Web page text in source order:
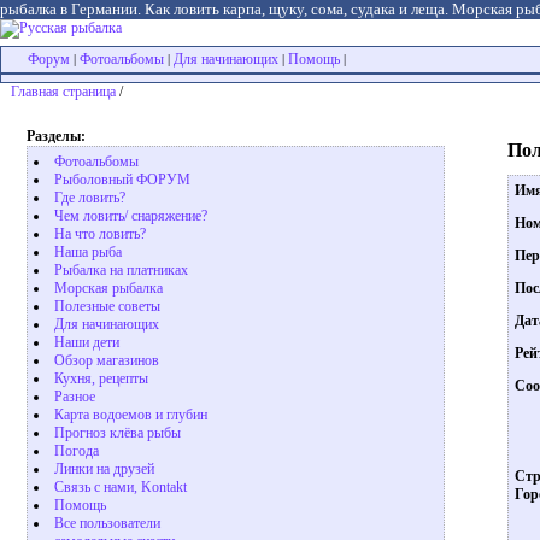
рыбалка в Германии. Как ловить карпа, щуку, сома, судака и леща. Морская
Форум Фотоальбомы Для начинающих Помощь
Главная страница /
Разделы:
Фотоальбомы
Рыболовный ФОРУМ
Где ловить?
Чем ловить/ снаряжение?
На что ловить?
Наша рыба
Рыбалка на платниках
Морская рыбалка
Полезные советы
Для начинающих
Наши дети
Обзор магазинов
Кухня, рецепты
Разное
Карта водоемов и глубин
Прогноз клёва рыбы
Погода
Линки на друзей
Связь с нами, Kontakt
Помощь
Все пользователи